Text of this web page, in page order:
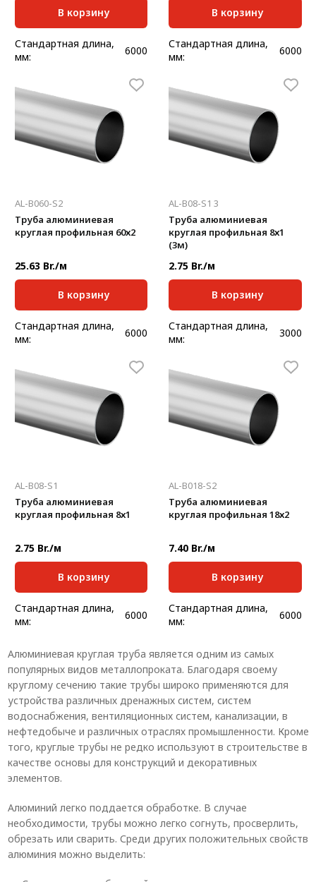
В корзину
Стандартная длина,
мм:
6000
Толщина, мм:
2
В корзину
Стандартная длина,
мм:
6000
Толщина, мм:
2,5
AL-B060-S2
Труба алюминиевая
круглая профильная 60х2
25.63 Br./м
В корзину
Стандартная длина,
мм:
6000
Толщина, мм:
2
AL-B08-S1 3
Труба алюминиевая
круглая профильная 8х1
(3м)
2.75 Br./м
В корзину
Стандартная длина,
мм:
3000
Толщина, мм:
1
AL-B08-S1
Труба алюминиевая
круглая профильная 8х1
2.75 Br./м
В корзину
Стандартная длина,
мм:
6000
Толщина, мм:
1
AL-B018-S2
Труба алюминиевая
круглая профильная 18х2
7.40 Br./м
В корзину
Стандартная длина,
мм:
6000
Толщина, мм:
Алюминиевая круглая труба является одним из самых
популярных видов металлопроката. Благодаря своему
круглому сечению такие трубы широко применяются для
устройства различных дренажных систем, систем
водоснабжения, вентиляционных систем, канализации, в
нефтедобыче и различных отраслях промышленности. Кроме
того, круглые трубы не редко используют в строительстве в
качестве основы для конструкций и декоративных
элементов.
Алюминий легко поддается обработке. В случае
необходимости, трубы можно легко согнуть, просверлить,
обрезать или сварить. Среди других положительных свойств
алюминия можно выделить: